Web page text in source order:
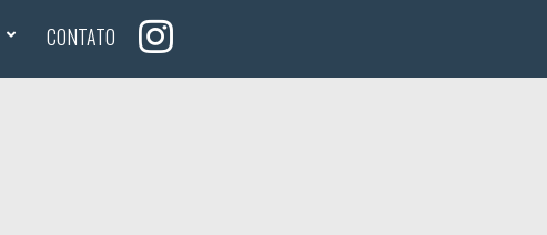
CONTATO